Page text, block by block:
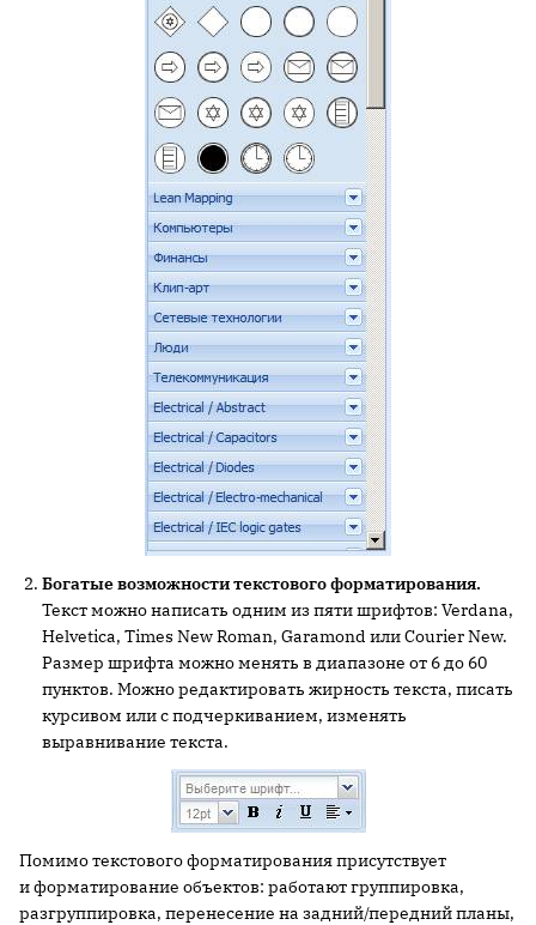
Богатые возможности текстового форматирования.
Текст можно написать одним из пяти шрифтов: Verdana,
Helvetica, Times New Roman, Garamond или Courier New.
Размер шрифта можно менять в диапазоне от 6 до 60
пунктов. Можно редактировать жирность текста, писать
курсивом или с подчеркиванием, изменять
выравнивание текста.
Помимо текстового форматирования присутствует
и форматирование объектов: работают группировка,
разгруппировка, перенесение на задний/передний планы,